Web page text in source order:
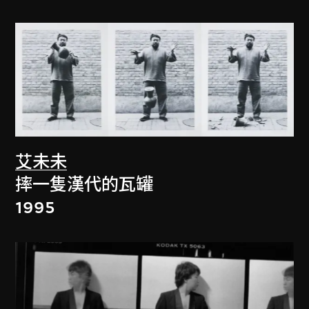
艾未未
摔一隻漢代的瓦罐
1995